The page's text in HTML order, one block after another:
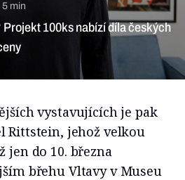
5 min
100ks nabízí díla českých
vystavujících je pak
Rittstein, jehož velkou
jen do 10. března
břehu Vltavy v Museu